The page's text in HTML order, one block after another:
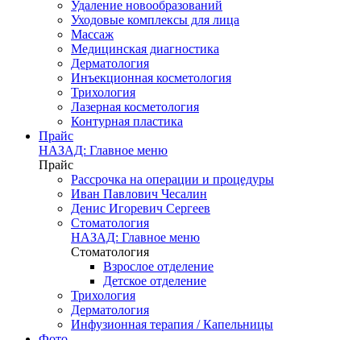
Удаление новообразований
Уходовые комплексы для лица
Массаж
Медицинская диагностика
Дерматология
Инъекционная косметология
Трихология
Лазерная косметология
Контурная пластика
Прайс
НАЗАД: Главное меню
Прайс
Рассрочка на операции и процедуры
Иван Павлович Чесалин
Денис Игоревич Сергеев
Стоматология
НАЗАД: Главное меню
Стоматология
Взрослое отделение
Детское отделение
Трихология
Дерматология
Инфузионная терапия / Капельницы